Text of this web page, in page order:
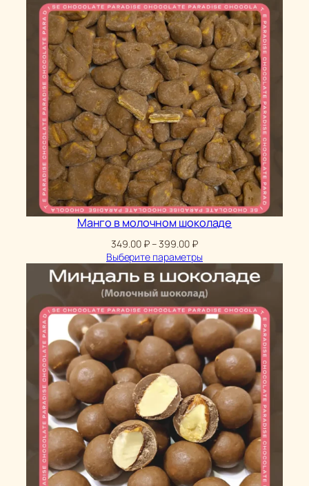
Манго в молочном шоколаде
349.00 ₽–399.00 ₽Диапазон
цен:
349.00 ₽
–
399.00 ₽
Выберите параметры